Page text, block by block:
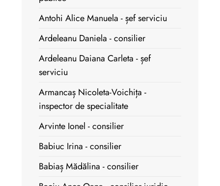
Antohi Alice Manuela - șef serviciu
Ardeleanu Daniela - consilier
Ardeleanu Daiana Carleta - șef
serviciu
Armancaș Nicoleta-Voichița -
inspector de specialitate
Arvinte Ionel - consilier
Babiuc Irina - consilier
Babiaș Mădălina - consilier